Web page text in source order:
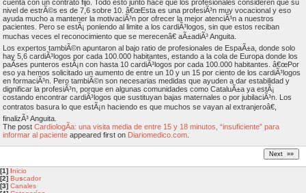
cuenta con un contrato fijo. Todo esto junto hace que los profesionales consideren que su
nivel de estrÃ©s es de 7,6 sobre 10. â€œEsta es una profesiÃ³n muy vocacional y eso
ayuda mucho a mantener la motivaciÃ³n por ofrecer la mejor atenciÃ³n a nuestros
pacientes. Pero se estÃ¡ poniendo al limite a los cardiÃ³logos, sin que estos reciban
muchas veces el reconocimiento que se merecenâ€ aÃ±adiÃ³ Anguita.
Los expertos tambiÃ©n apuntaron al bajo ratio de profesionales de EspaÃ±a, donde solo
hay 5,6 cardiÃ³logos por cada 100.000 habitantes, estando a la cola de Europa donde los
paÃ­ses punteros estÃ¡n con hasta 10 cardiÃ³logos por cada 100.000 habitantes. â€œPor
eso ya hemos solicitado un aumento de entre un 10 y un 15 por ciento de los cardiÃ³logos
en formaciÃ³n. Pero tambiÃ©n son necesarias medidas que ayuden a dar estabilidad y
dignificar la profesiÃ³n, porque en algunas comunidades como CataluÃ±a ya estÃ¡
costando encontrar cardiÃ³logos que sustituyan bajas maternales o por jubilaciÃ³n. Los
contratos basura lo que estÃ¡n haciendo es que muchos se vayan al extranjeroâ€,
finalizÃ³ Anguita.
The post CardiologÃ­a: una visita media de entre 15 y 18 minutos, “insuficiente” para
informar al paciente appeared first on Diariomedico.com
[1] Inicio
[2] Buscador
[3] Canales